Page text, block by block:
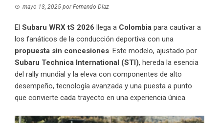
mayo 13, 2025 porFernando Díaz
El Subaru WRX tS 2026 llega a Colombia para cautivar a
los fanáticos de la conducción deportiva con una
propuesta sin concesiones. Este modelo, ajustado por
Subaru Technica International (STI), hereda la esencia
del rally mundial y la eleva con componentes de alto
desempeño, tecnología avanzada y una puesta a punto
que convierte cada trayecto en una experiencia única.